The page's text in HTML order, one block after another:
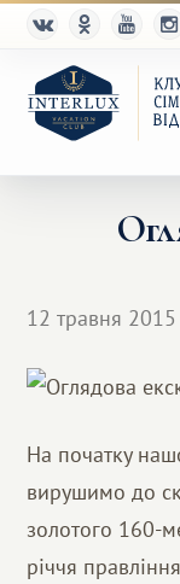
Переваги
12 травня 2015
На початку
вирушимо до
золотого 160-
річчя